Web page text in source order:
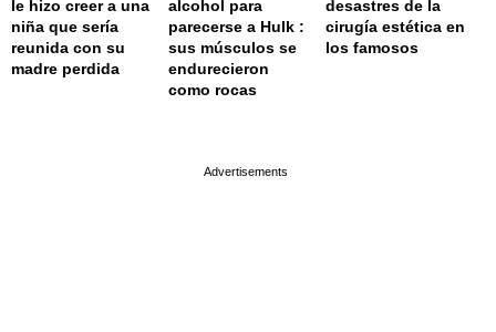
le hizo creer a una
niña que sería
reunida con su
madre perdida
alcohol para
parecerse a Hulk :
sus músculos se
endurecieron
como rocas
desastres de la
cirugía estética en
los famosos